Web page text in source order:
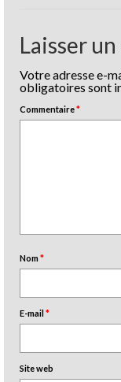
Laisser
Votre adresse e-
obligatoires sont
Commentaire*
Nom*
E-mail*
Site web